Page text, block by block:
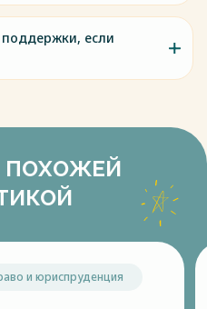
поддержки, если
ПОХОЖЕЙ
и юриспруденция